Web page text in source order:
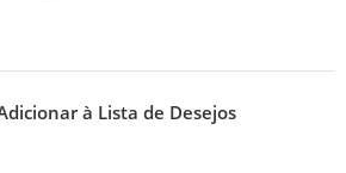
à Lista de Desejos